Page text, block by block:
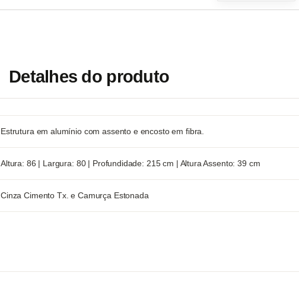
Detalhes do produto
Estrutura em alumínio com assento e encosto em fibra.
Altura: 86 | Largura: 80 | Profundidade: 215 cm | Altura Assento: 39 cm
Cinza Cimento Tx. e Camurça Estonada